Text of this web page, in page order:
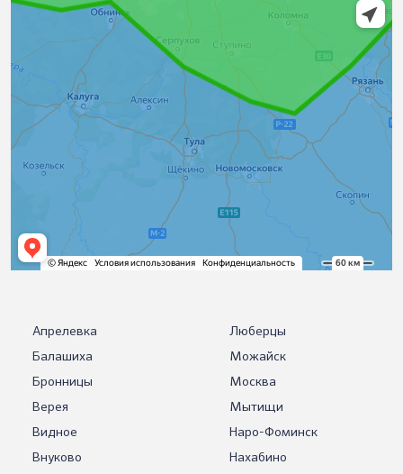
Апрелевка
Балашиха
Бронницы
Верея
Видное
Внуково
Люберцы
Можайск
Москва
Мытищи
Наро-Фоминск
Нахабино